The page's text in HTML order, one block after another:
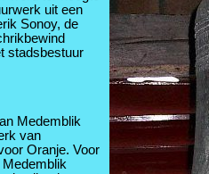
uit een
Sonoy, de
stadsbestuur
Medemblik
van
Oranje. Voor